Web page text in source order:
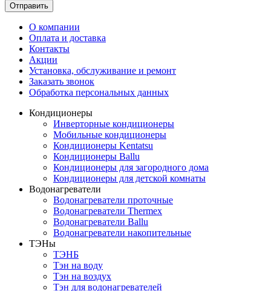
Отправить
О компании
Оплата и доставка
Контакты
Акции
Установка, обслуживание и ремонт
Заказать звонок
Обработка персональных данных
Кондиционеры
Инверторные кондиционеры
Мобильные кондиционеры
Кондиционеры Kentatsu
Кондиционеры Ballu
Кондиционеры для загородного дома
Кондиционеры для детской комнаты
Водонагреватели
Водонагреватели проточные
Водонагреватели Thermex
Водонагреватели Ballu
Водонагреватели накопительные
ТЭНы
ТЭНБ
Тэн на воду
Тэн на воздух
Тэн для водонагревателей